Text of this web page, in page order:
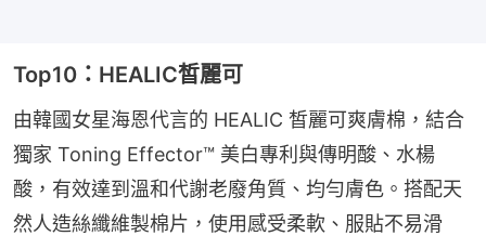
Top10：HEALIC皙麗可
由韓國女星海恩代言的 HEALIC 皙麗可爽膚棉，結合
獨家 Toning Effector™ 美白專利與傳明酸、水楊
酸，有效達到溫和代謝老廢角質、均勻膚色。搭配天
然人造絲纖維製棉片，使用感受柔軟、服貼不易滑